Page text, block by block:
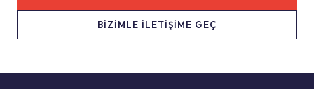
BİZİMLE İLETİŞİME GEÇ